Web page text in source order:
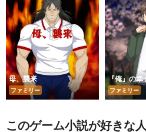
母、襲来
ファミリー
『俺』の幸
ファミリー
このゲーム小説が好きな